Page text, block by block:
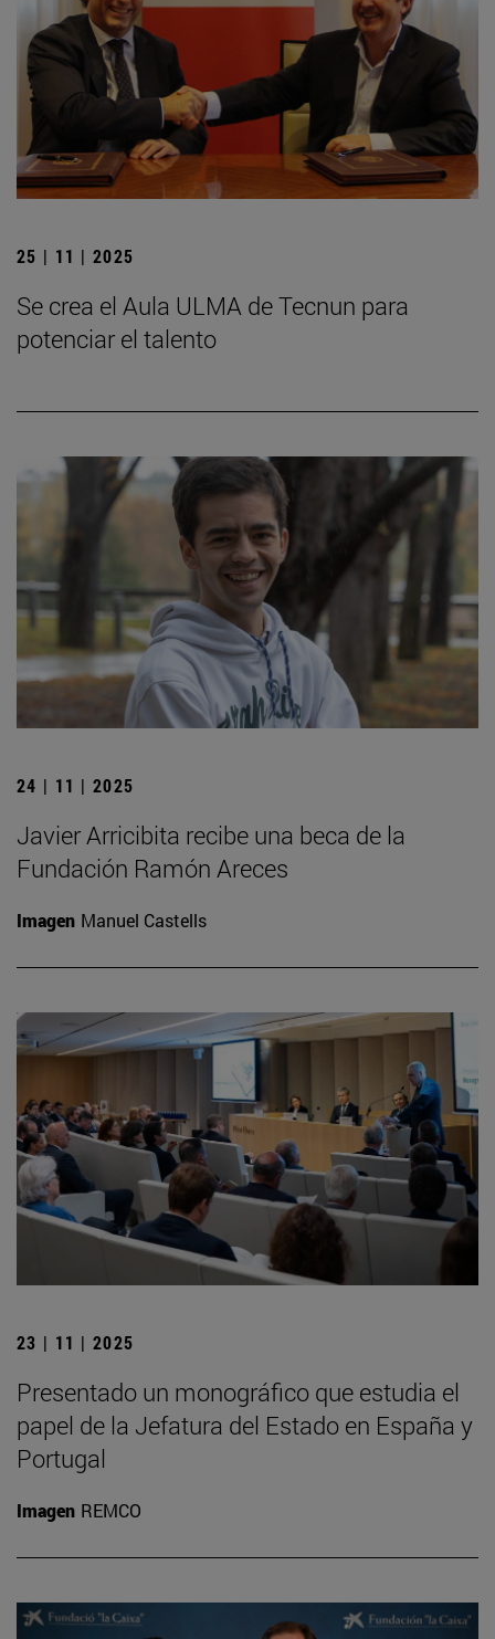
25 | 11 | 2025
Se crea el Aula ULMA de Tecnun para
potenciar el talento
24 | 11 | 2025
Javier Arricibita recibe una beca de la
Fundación Ramón Areces
Imagen Manuel Castells
23 | 11 | 2025
Presentado un monográfico que estudia el
papel de la Jefatura del Estado en España y
Portugal
Imagen REMCO